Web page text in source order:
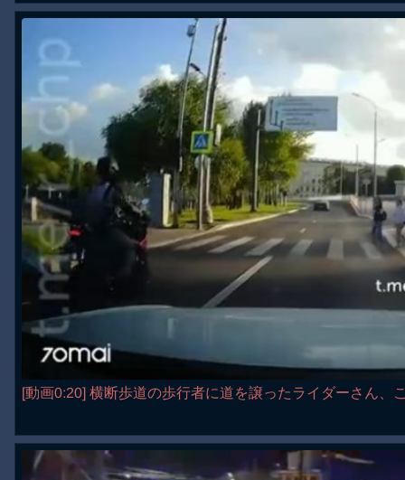
[動画0:20] 横断歩道の歩行者に道を譲ったライダーさん、